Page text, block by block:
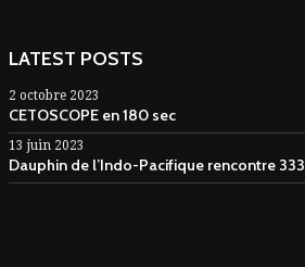
LATEST POSTS
2 octobre 2023
CETOSCOPE en 180 sec
13 juin 2023
Dauphin de l’Indo-Pacifique rencontre 333